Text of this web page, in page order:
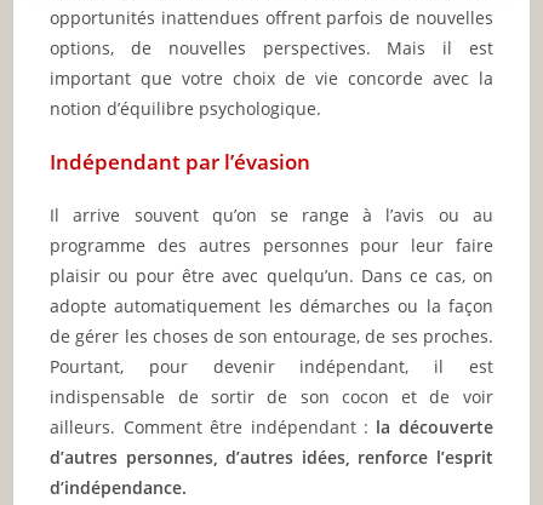
opportunités inattendues offrent parfois de nouvelles
options, de nouvelles perspectives. Mais il est
important que votre choix de vie concorde avec la
notion d’équilibre psychologique.
Indépendant par l’évasion
Il arrive souvent qu’on se range à l’avis ou au
programme des autres personnes pour leur faire
plaisir ou pour être avec quelqu’un. Dans ce cas, on
adopte automatiquement les démarches ou la façon
de gérer les choses de son entourage, de ses proches.
Pourtant, pour devenir indépendant, il est
indispensable de sortir de son cocon et de voir
ailleurs. Comment être indépendant : la découverte
d’autres personnes, d’autres idées, renforce l’esprit
d’indépendance.